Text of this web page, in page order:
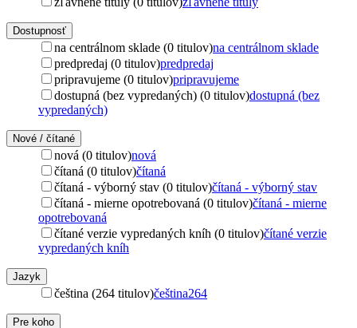
Dostupnosť
na centrálnom sklade (0 titulov)na centrálnom sklade
predpredaj (0 titulov)predpredaj
pripravujeme (0 titulov)pripravujeme
dostupná (bez vypredaných) (0 titulov)dostupná (bez
vypredaných)
Nové / čítané
nová (0 titulov)nová
čítaná (0 titulov)čítaná
čítaná - výborný stav (0 titulov)čítaná - výborný stav
čítaná - mierne opotrebovaná (0 titulov)čítaná - mierne
opotrebovaná
čítané verzie vypredaných kníh (0 titulov)čítané verzie
vypredaných kníh
Jazyk
čeština (264 titulov)čeština264
Pre koho